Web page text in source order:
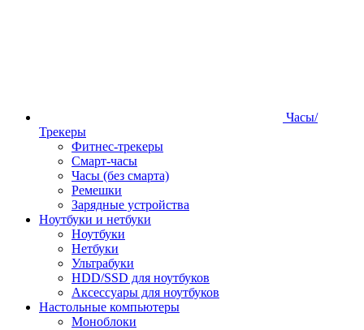
Часы/
Трекеры
Фитнес-трекеры
Смарт-часы
Часы (без смарта)
Ремешки
Зарядные устройства
Ноутбуки и нетбуки
Ноутбуки
Нетбуки
Ультрабуки
HDD/SSD для ноутбуков
Аксессуары для ноутбуков
Настольные компьютеры
Моноблоки